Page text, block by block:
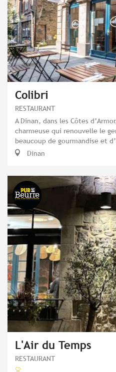
Colibri
RESTAURANT
A Dinan, dans les Côtes
charmeuse qui renouvelle le
beaucoup de gourmandise et
Dinan
L'Air du Temps
RESTAURANT